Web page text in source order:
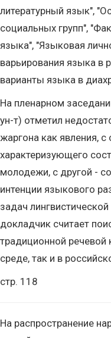
литературный язык",
социальных групп",
языка", "Языковая
варьирования языка в
варианты языка в
На пленарном
ун-т) отметил
жаргона как явления,
характеризующего
молодежи, с другой -
интенции языкового
задач
докладчик считает
традиционной
среде, так и в
стр. 118
На распространение